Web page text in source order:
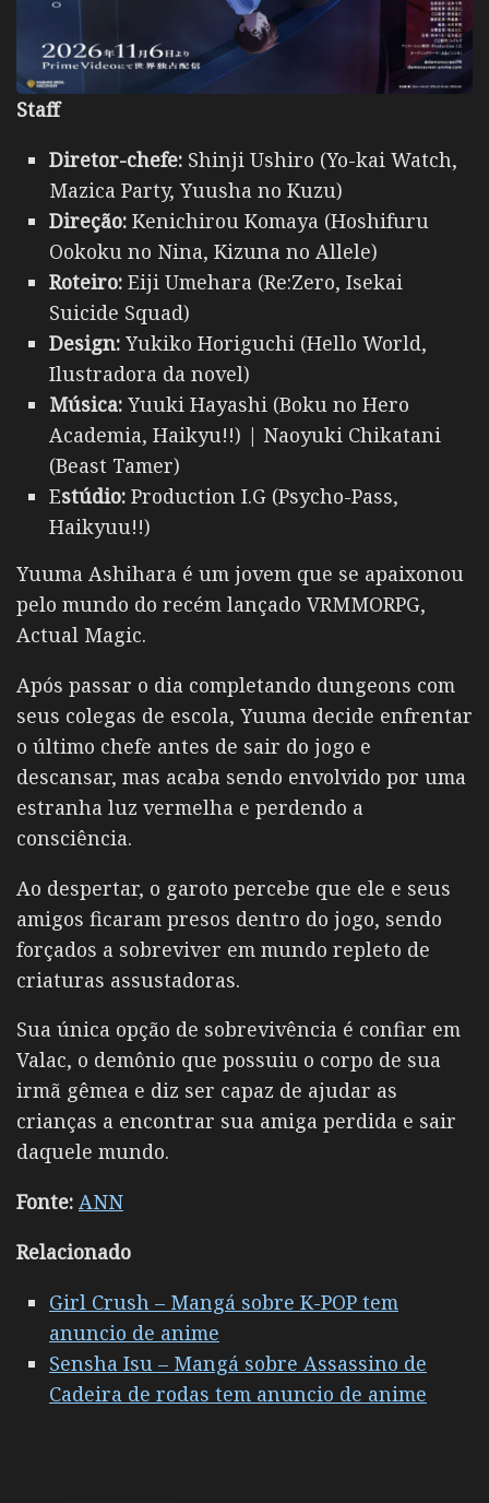
Staff
Diretor-chefe: Shinji Ushiro (Yo-kai Watch,
Mazica Party, Yuusha no Kuzu)
Direção: Kenichirou Komaya (Hoshifuru
Ookoku no Nina, Kizuna no Allele)
Roteiro: Eiji Umehara (Re:Zero, Isekai
Suicide Squad)
Design: Yukiko Horiguchi (Hello World,
Ilustradora da novel)
Música: Yuuki Hayashi (Boku no Hero
Academia, Haikyu!!) | Naoyuki Chikatani
(Beast Tamer)
Estúdio: Production I.G (Psycho-Pass,
Haikyuu!!)
Yuuma Ashihara é um jovem que se apaixonou
pelo mundo do recém lançado VRMMORPG,
Actual Magic.
Após passar o dia completando dungeons com
seus colegas de escola, Yuuma decide enfrentar
o último chefe antes de sair do jogo e
descansar, mas acaba sendo envolvido por uma
estranha luz vermelha e perdendo a
consciência.
Ao despertar, o garoto percebe que ele e seus
amigos ficaram presos dentro do jogo, sendo
forçados a sobreviver em mundo repleto de
criaturas assustadoras.
Sua única opção de sobrevivência é confiar em
Valac, o demônio que possuiu o corpo de sua
irmã gêmea e diz ser capaz de ajudar as
crianças a encontrar sua amiga perdida e sair
daquele mundo.
Fonte: ANN
Relacionado
Girl Crush – Mangá sobre K-POP tem
anuncio de anime
Sensha Isu – Mangá sobre Assassino de
Cadeira de rodas tem anuncio de anime